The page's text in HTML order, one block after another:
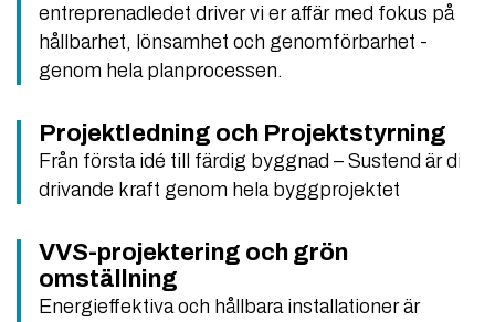
entreprenadledet driver vi er affär med fokus på
hållbarhet, lönsamhet och genomförbarhet -
genom hela planprocessen.
Projektledning och Projektstyrning
Från första idé till färdig byggnad – Sustend är din
drivande kraft genom hela byggprojektet
VVS-projektering och grön
omställning
Energieffektiva och hållbara installationer är